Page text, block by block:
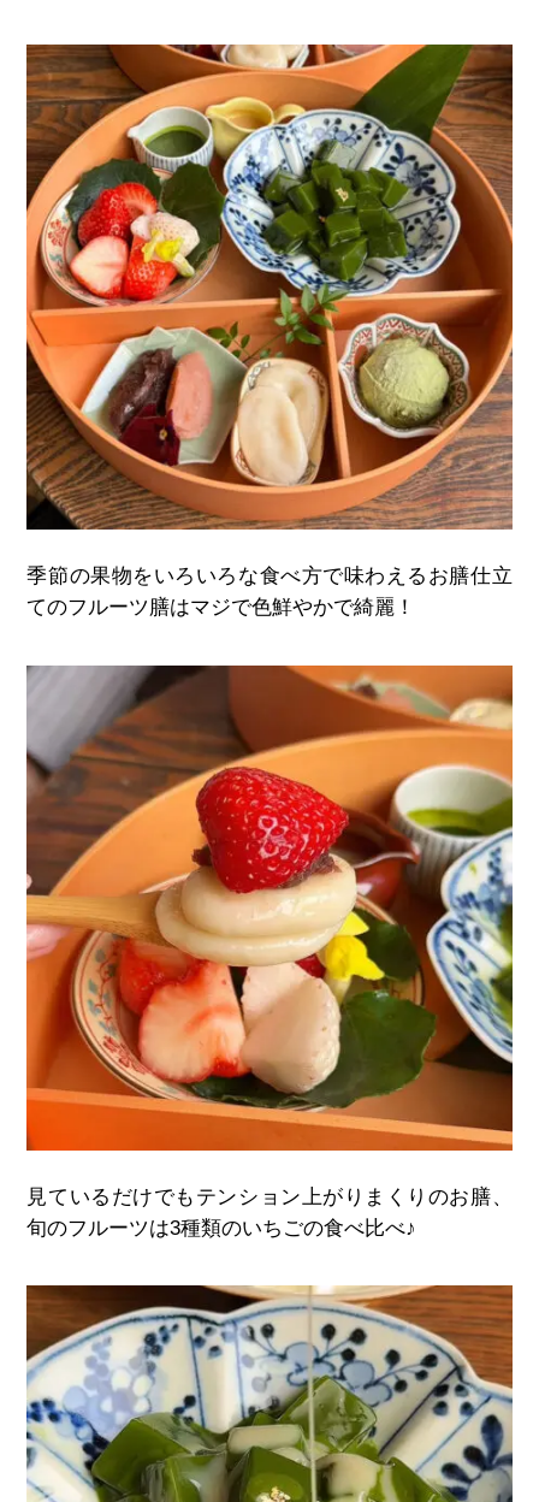
季節の果物をいろいろな食べ方で味わえるお膳仕立
てのフルーツ膳はマジで色鮮やかで綺麗！
見ているだけでもテンション上がりまくりのお膳、
旬のフルーツは3種類のいちごの食べ比べ♪